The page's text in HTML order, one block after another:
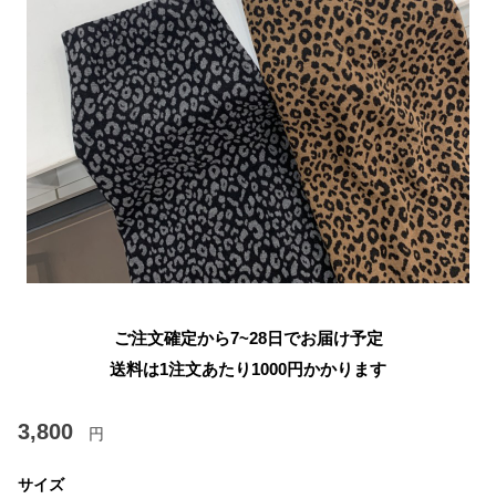
ご注文確定から7~28日でお届け予定
送料は1注文あたり 1000円かかります
3,800 円
サイズ